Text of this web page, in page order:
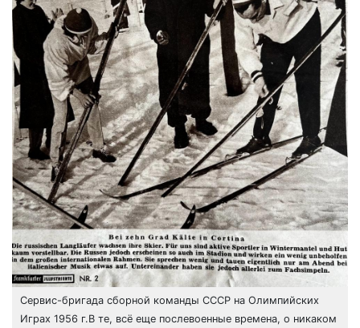
Сервис-бригада сборной команды СССР на Олимпийских
Играх 1956 г.В те, всё еще послевоенные времена, о никаком